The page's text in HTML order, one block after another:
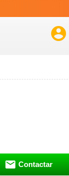

 Contactar